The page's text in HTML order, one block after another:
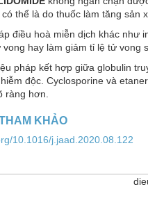
có thể là do thuốc làm tăng sản
điều hoà miễn dịch khác như
vong hay làm giảm tỉ lệ tử vong
pháp kết hợp giữa globulin
độc. Cyclosporine và
ràng hơn.
KHẢO
10.1016/j.jaad.2020.08.122